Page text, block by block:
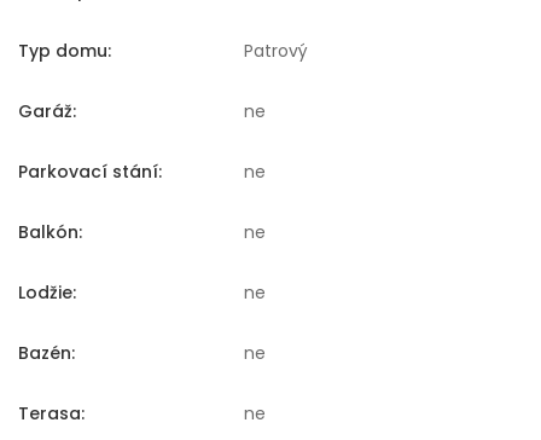
Typ domu: Patrový
Garáž: ne
Parkovací stání: ne
Balkón: ne
Lodžie: ne
Bazén: ne
Terasa: ne